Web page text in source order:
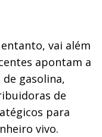
vai além
apontam a
gasolina,
de
para
vivo.